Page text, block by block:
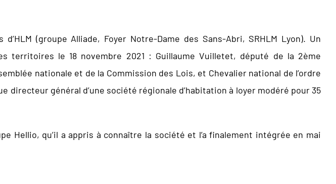
(groupe Alliade, Foyer Notre-Dame des Sans-Abri, SRHLM Lyon). Un
territoires le 18 novembre 2021 : Guillaume Vuilletet, député de la 2ème
nationale et de la Commission des Lois, et Chevalier national de l’ordre
directeur général d’une société régionale d’habitation à loyer modéré pour 35
Hellio, qu’il a appris à connaître la société et l’a finalement intégrée en mai